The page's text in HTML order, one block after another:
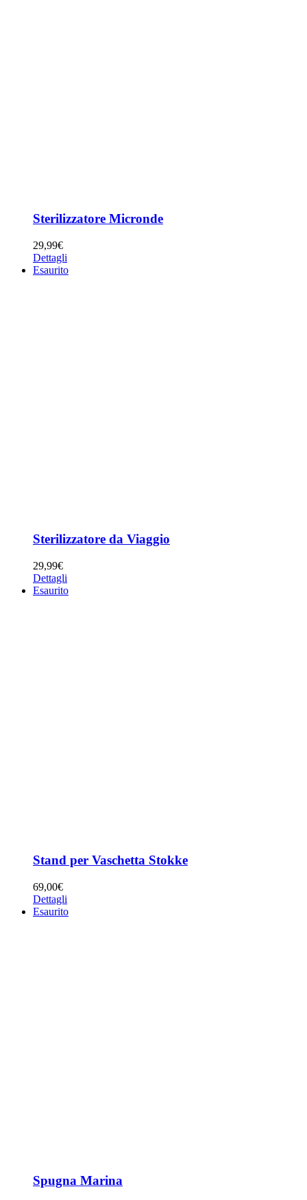
Sterilizzatore Micronde
29,99€
Dettagli
Esaurito
Sterilizzatore da Viaggio
29,99€
Dettagli
Esaurito
Stand per Vaschetta Stokke
69,00€
Dettagli
Esaurito
Spugna Marina